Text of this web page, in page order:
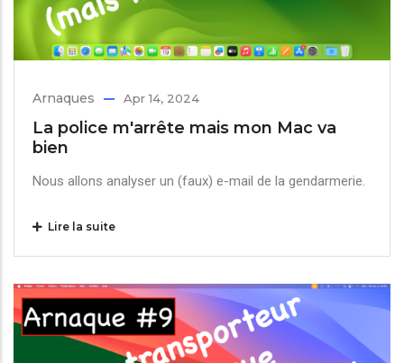
Arnaques Apr 14, 2024
La police m'arrête mais mon Mac va
bien
Nous allons analyser un (faux) e-mail de la gendarmerie.
Lire la suite